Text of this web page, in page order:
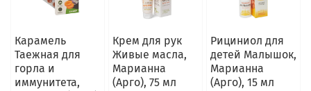
Карамель
Таежная для
горла и
иммунитета,
Крем для рук
Живые масла,
Марианна
(Арго), 75 мл
Рициниол для
детей Малышок,
Марианна
(Арго), 15 мл